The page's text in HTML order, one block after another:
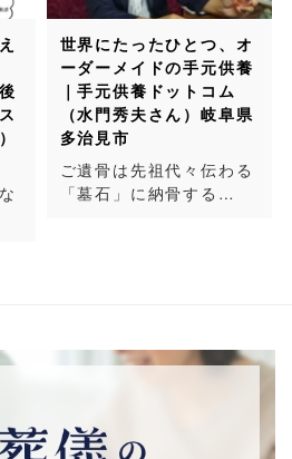
世界にたったひとつ、オ
ーダーメイドの手元供養
｜手元供養ドットコム
（水門秀夫さん）岐阜県
多治見市
ご遺骨は先祖代々伝わる
「墓石」に納骨する…